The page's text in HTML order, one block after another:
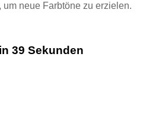
neue Farbtöne zu erzielen.
39 Sekunden